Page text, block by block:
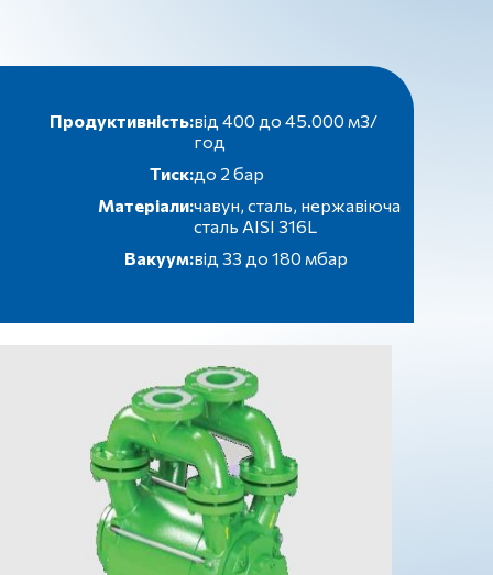
Продуктивність:від 400 до 45.000 м3/
год
Тиск:до 2 бар
Матеріали:чавун, сталь, нержавіюча
сталь AISI 316L
Вакуум:від 33 до 180 мбар